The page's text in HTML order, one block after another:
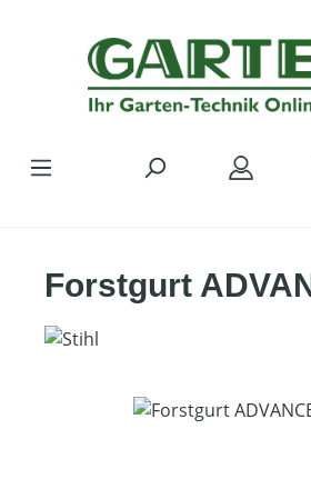
Forstgurt
Bildergalerie überspringen